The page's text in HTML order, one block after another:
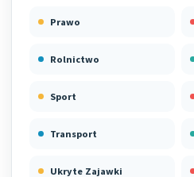
Prawo
Rolnictwo
Sport
Transport
Ukryte Zajawki